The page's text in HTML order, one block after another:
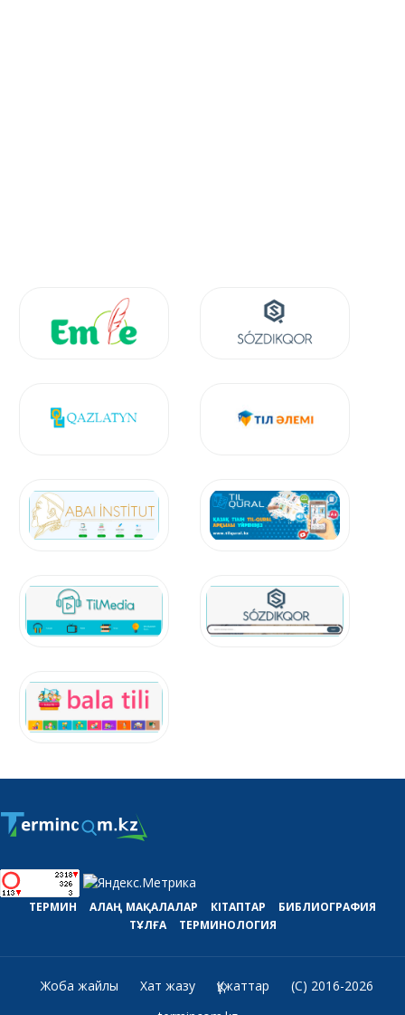
ТЕРМИН АЛАҢ МАҚАЛАЛАР КІТАПТАР
БИБЛИОГРАФИЯ
ТҰЛҒА
ТЕРМИНОЛОГИЯ
Жоба жайлы Хат жазу Құжаттар
(C) 2016-2026